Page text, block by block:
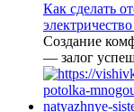
Как сделать
Создание
— залог